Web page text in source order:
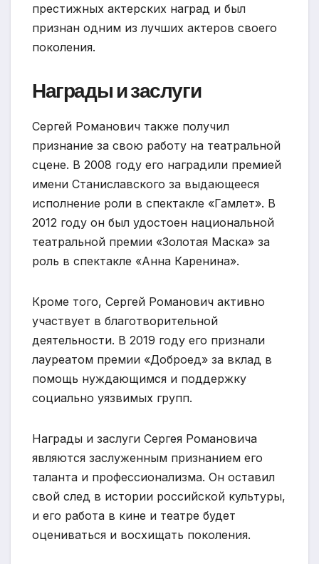
престижных актерских наград и был
признан одним из лучших актеров своего
поколения.
Награды и заслуги
Сергей Романович также получил
признание за свою работу на театральной
сцене. В 2008 году его наградили премией
имени Станиславского за выдающееся
исполнение роли в спектакле «Гамлет». В
2012 году он был удостоен национальной
театральной премии «Золотая Маска» за
роль в спектакле «Анна Каренина».
Кроме того, Сергей Романович активно
участвует в благотворительной
деятельности. В 2019 году его признали
лауреатом премии «Доброед» за вклад в
помощь нуждающимся и поддержку
социально уязвимых групп.
Награды и заслуги Сергея Романовича
являются заслуженным признанием его
таланта и профессионализма. Он оставил
свой след в истории российской культуры,
и его работа в кине и театре будет
оцениваться и восхищать поколения.